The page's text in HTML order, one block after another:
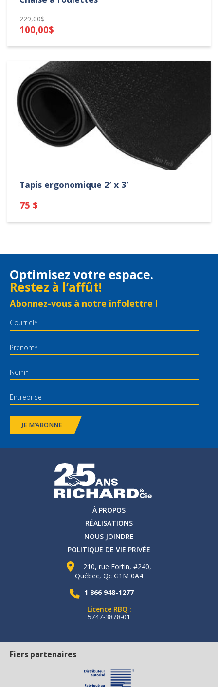
229,00$
100,00$
Tapis ergonomique 2′ x 3′
75 $
Optimisez votre espace.
Restez à l’affût!
Abonnez-vous à notre infolettre !
JE M’ABONNE
À PROPOS
RÉALISATIONS
NOUS JOINDRE
POLITIQUE DE VIE PRIVÉE
210, rue Fortin, #240,
Québec, Qc G1M 0A4
1 866 948-1277
Licence RBQ :
5747-3878-01
Fiers partenaires